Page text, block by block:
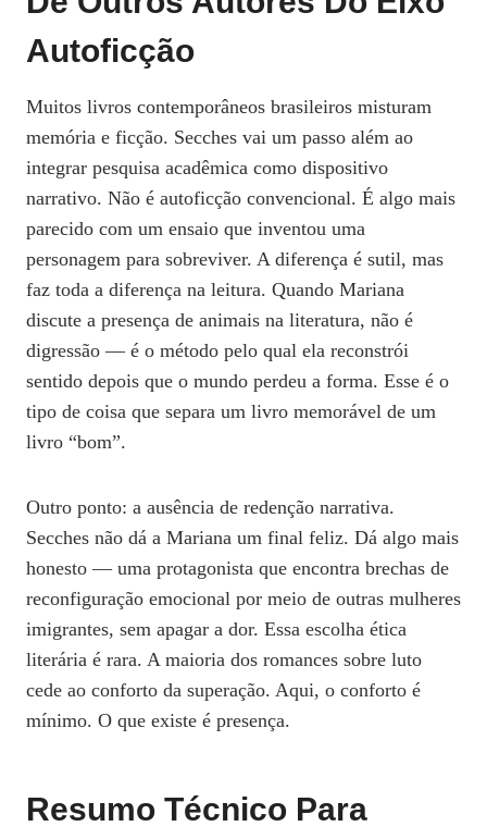
Autoficção
Muitos livros contemporâneos brasileiros misturam
memória e ficção. Secches vai um passo além ao
integrar pesquisa acadêmica como dispositivo
narrativo. Não é autoficção convencional. É algo mais
parecido com um ensaio que inventou uma
personagem para sobreviver. A diferença é sutil, mas
faz toda a diferença na leitura. Quando Mariana
discute a presença de animais na literatura, não é
digressão — é o método pelo qual ela reconstrói
sentido depois que o mundo perdeu a forma. Esse é o
tipo de coisa que separa um livro memorável de um
livro “bom”.
Outro ponto: a ausência de redenção narrativa.
Secches não dá a Mariana um final feliz. Dá algo mais
honesto — uma protagonista que encontra brechas de
reconfiguração emocional por meio de outras mulheres
imigrantes, sem apagar a dor. Essa escolha ética
literária é rara. A maioria dos romances sobre luto
cede ao conforto da superação. Aqui, o conforto é
mínimo. O que existe é presença.
Resumo Técnico Para